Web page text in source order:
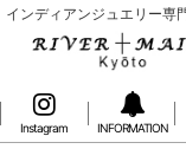
インディアンジュエリー専
Instagram INFORMATION